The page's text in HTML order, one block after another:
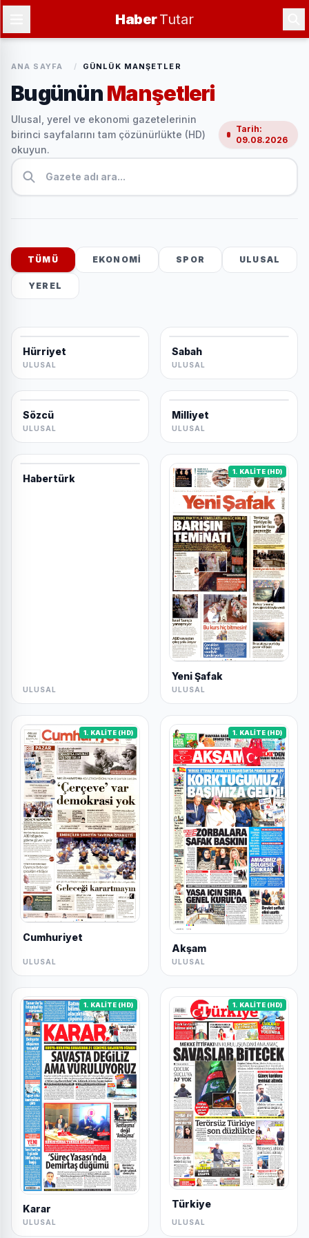
HaberTutar
ANA SAYFA / GÜNLÜK MANŞETLER
BugününManşetleri
Ulusal, yerel ve ekonomi gazetelerinin
birinci sayfalarını tam çözünürlükte (HD)
okuyun.
Tarih:
09.08.2026
TÜMÜ EKONOMI SPOR ULUSAL
YEREL
Hürriyet
ULUSAL
Sabah
ULUSAL
Sözcü
ULUSAL
Milliyet
ULUSAL
Habertürk
ULUSAL
1. KALİTE (HD)
Yeni Şafak
ULUSAL
1. KALİTE (HD)
Cumhuriyet
ULUSAL
1. KALİTE (HD)
Akşam
ULUSAL
1. KALİTE (HD)
Karar
ULUSAL
1. KALİTE (HD)
Türkiye
ULUSAL